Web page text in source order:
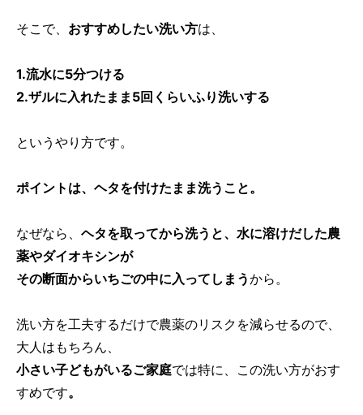
そこで、 おすすめしたい洗い方は、
1.流水に5分つける
2.ザルに入れたまま5回くらいふり洗いする
というやり方です。
ポイントは、ヘタを付けたまま洗うこと。
なぜなら、 ヘタを取ってから洗うと、水に溶けだした農
薬やダイオキシンが
その断面からいちごの中に入ってしまうから。
洗い方を工夫するだけで農薬のリスクを減らせるので、
大人はもちろん、
小さい子どもがいるご家庭では特に、この洗い方がおす
すめです。